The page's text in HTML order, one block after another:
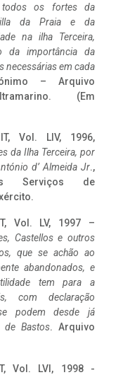
todos os fortes da
da Praia e da
na ilha Terceira,
da importância da
necessárias em cada
– Arquivo
(Em
Vol. LIV, 1996,
da Ilha Terceira, por
d’ Almeida Jr.,
Serviços de
Vol. LV, 1997 –
Castellos e outros
que se achão ao
abandonados, e
tem para a
com declaração
podem desde já
de Bastos. Arquivo
Vol. LVI, 1998 -